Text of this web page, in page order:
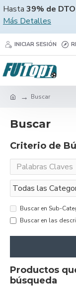
Hasta 39% de DTO
Más Detalles
INICIAR SESIÓN
Buscar
Buscar
Criterio de
Buscar en Sub-
Buscar en las
Productos
búsqueda